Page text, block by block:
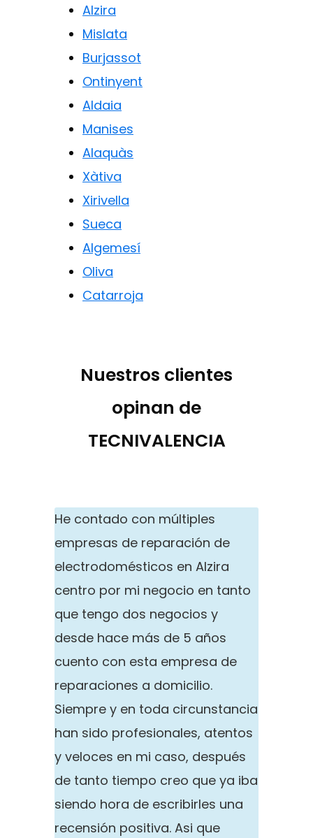
Alzira
Mislata
Burjassot
Ontinyent
Aldaia
Manises
Alaquàs
Xàtiva
Xirivella
Sueca
Algemesí
Oliva
Catarroja
Nuestros clientes
opinan de
TECNIVALENCIA
He contado con múltiples
empresas de reparación de
electrodomésticos en Alzira
centro por mi negocio en tanto
que tengo dos negocios y
desde hace más de 5 años
cuento con esta empresa de
reparaciones a domicilio.
Siempre y en toda circunstancia
han sido profesionales, atentos
y veloces en mi caso, después
de tanto tiempo creo que ya iba
siendo hora de escribirles una
recensión positiva. Asi que